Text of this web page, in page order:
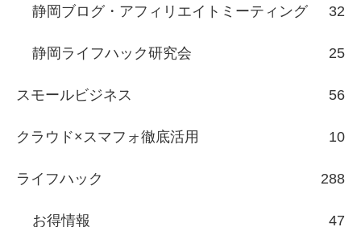
静岡ブログ・アフィリエイトミーティング 32
静岡ライフハック研究会 25
スモールビジネス 56
クラウド×スマフォ徹底活用 10
ライフハック 288
お得情報 47